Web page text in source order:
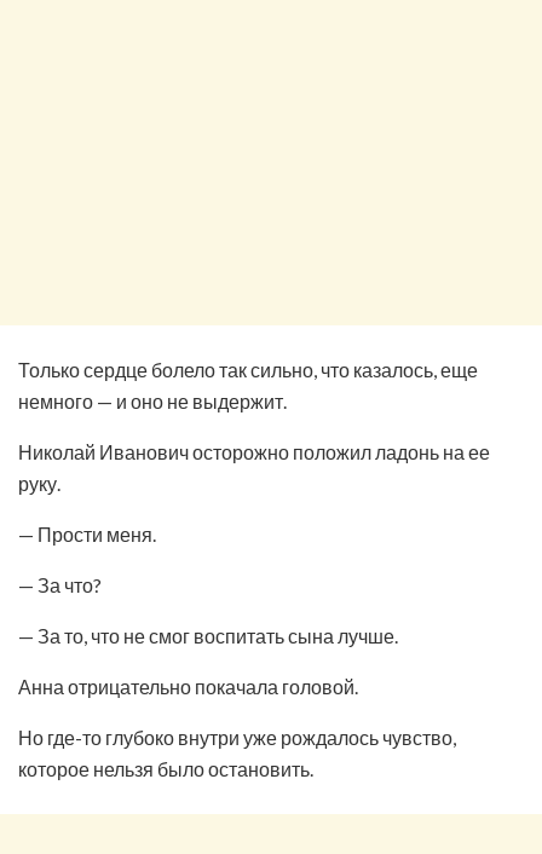
Только сердце болело так сильно, что казалось, еще
немного — и оно не выдержит.
Николай Иванович осторожно положил ладонь на ее
руку.
— Прости меня.
— За что?
— За то, что не смог воспитать сына лучше.
Анна отрицательно покачала головой.
Но где-то глубоко внутри уже рождалось чувство,
которое нельзя было остановить.